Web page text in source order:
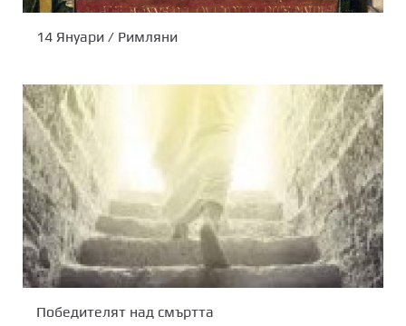
14 Януари / Римляни
Победителят над смъртта